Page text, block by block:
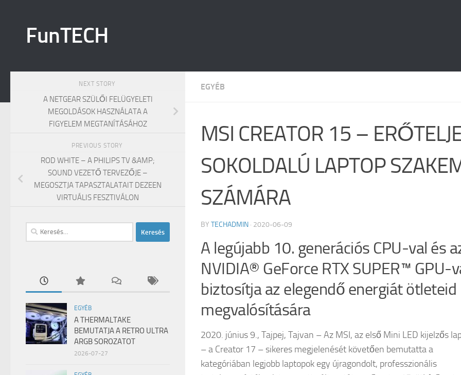
FunTECH
EGYÉB
MSI CREATOR 15 –
SOKOLDALÚ LAPTOP
SZÁMÁRA
BY TECHADMIN · 2020-06-09
A legújabb 10. generációs CPU-val és
NVIDIA® GeForce RTX SUPER™ GPU-
biztosítja az elegendő energiát ötleteid
megvalósítására
2020. június 9., Tajpej, Tajvan – Az MSI, az első Mini LED kijelzős
– a Creator 17 – sikeres megjelenését követően bemutatta a
kategóriában legjobb laptopok egy újragondolt, professzionális
NEXT STORY
A NETGEAR SZÜLŐI FELÜGYELETI
MEGOLDÁSOK HASZNÁLATA A
FIGYELEM MEGTANÍTÁSÁHOZ
PREVIOUS STORY
ROD WHITE – A PHILIPS TV &AMP;
SOUND VEZETŐ TERVEZŐJE –
MEGOSZTJA TAPASZTALATAIT DEZEEN
VIRTUÁLIS FESZTIVÁLON
Keresés:
EGYÉB
A THERMALTAKE
BEMUTATJA A RETRO ULTRA
ARGB SOROZATOT
2026-07-27